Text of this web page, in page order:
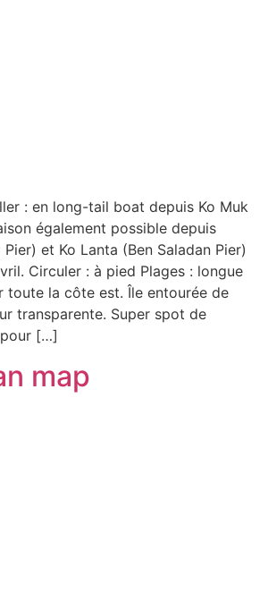
: en long-tail boat depuis Ko Muk
également possible depuis
et Ko Lanta (Ben Saladan Pier)
Circuler : à pied Plages : longue
toute la côte est. Île entourée de
transparente. Super spot de
[…]
map